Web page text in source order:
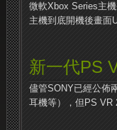
微軟Xbox Series主
主機到底開機後畫面
新一代PS
儘管SONY已經公佈
耳機等），但PS VR